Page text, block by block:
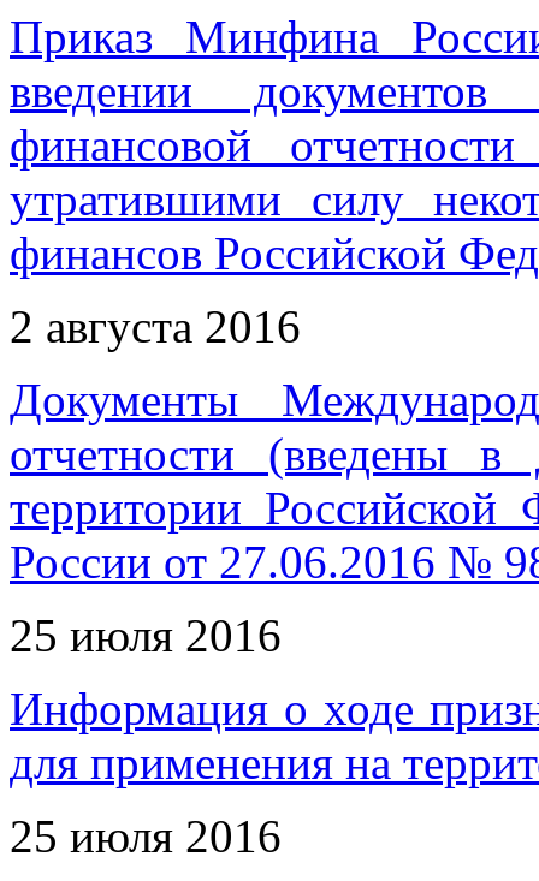
Приказ Минфина
введении документов
финансовой
утратившими силу
финансов Российской
2 августа 2016
Документы
отчетности (введены
территории
России от 27.06.2016 №
25 июля 2016
Информация о ходе
для применения на
25 июля 2016